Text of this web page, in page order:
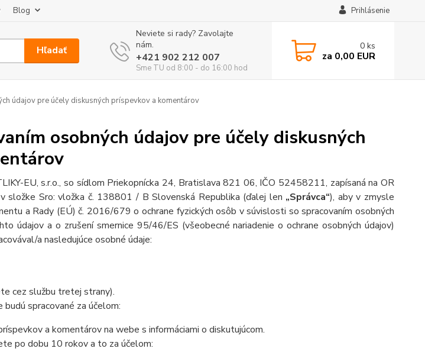
Blog Prihlásenie
Hľadať
Neviete si rady? Zavolajte
nám.
+421 902 212 007
Sme TU od 8:00 - do 16:00 hod
0 ks
za 0,00 EUR
údajov pre účely diskusných príspevkov a komentárov
osobných údajov pre účely diskusných
EU, s.r.o., so sídlom Priekopnícka 24, Bratislava 821 06, IČO 52458211, zapísaná na OR
složke Sro: vložka č. 138801 / B Slovenská Republika (ďalej len „Správca“), aby v zmysle
a Rady (EÚ) č. 2016/679 o ochrane fyzických osôb v súvislosti so spracovaním osobných
údajov a o zrušení smernice 95/46/ES (všeobecné nariadenie o ochrane osobných údajov)
a nasledujúce osobné údaje:
cez službu tretej strany).
spracované za účelom:
a komentárov na webe s informáciami o diskutujúcom.
po dobu 10 rokov a to za účelom: